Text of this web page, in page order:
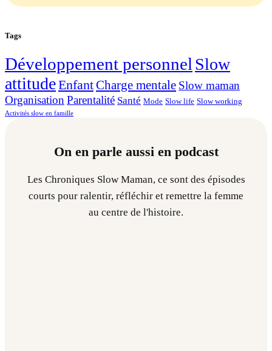
Tags
Développement personnel Slow
attitudeEnfantCharge mentale Slow maman
Organisation Parentalité Santé Mode Slow life Slow working
Activités slow en famille
On en parle aussi en podcast
Les Chroniques Slow Maman, ce sont des épisodes
courts pour ralentir, réfléchir et remettre la femme
au centre de l'histoire.